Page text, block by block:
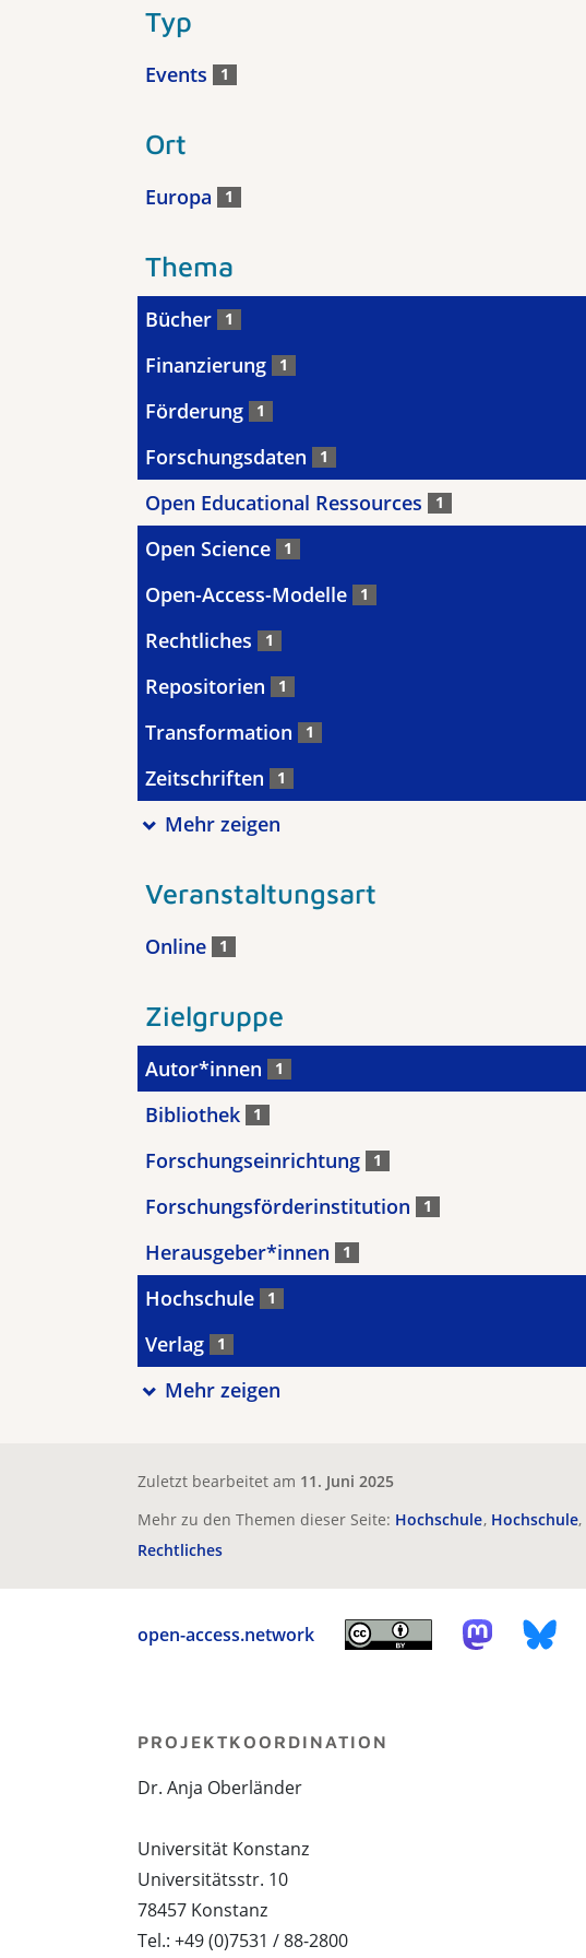
Typ
Events 1
Ort
Europa 1
Thema
Bücher 1
Finanzierung 1
Förderung 1
Forschungsdaten 1
Open Educational Ressources 1
Open Science 1
Open-Access-Modelle 1
Rechtliches 1
Repositorien 1
Transformation 1
Zeitschriften 1
Mehr zeigen
Veranstaltungsart
Online 1
Zielgruppe
Autor*innen 1
Bibliothek 1
Forschungseinrichtung 1
Forschungsförderinstitution 1
Herausgeber*innen 1
Hochschule 1
Verlag 1
Mehr zeigen
Zuletzt bearbeitet am 11. Juni 2025
Mehr zu den Themen dieser Seite: Hochschule Hochschule
Rechtliches
open-access.network
PROJEKTKOORDINATION
Dr. Anja Oberländer
Universität Konstanz
Universitätsstr. 10
78457 Konstanz
Tel.: +49 (0)7531 / 88-2800